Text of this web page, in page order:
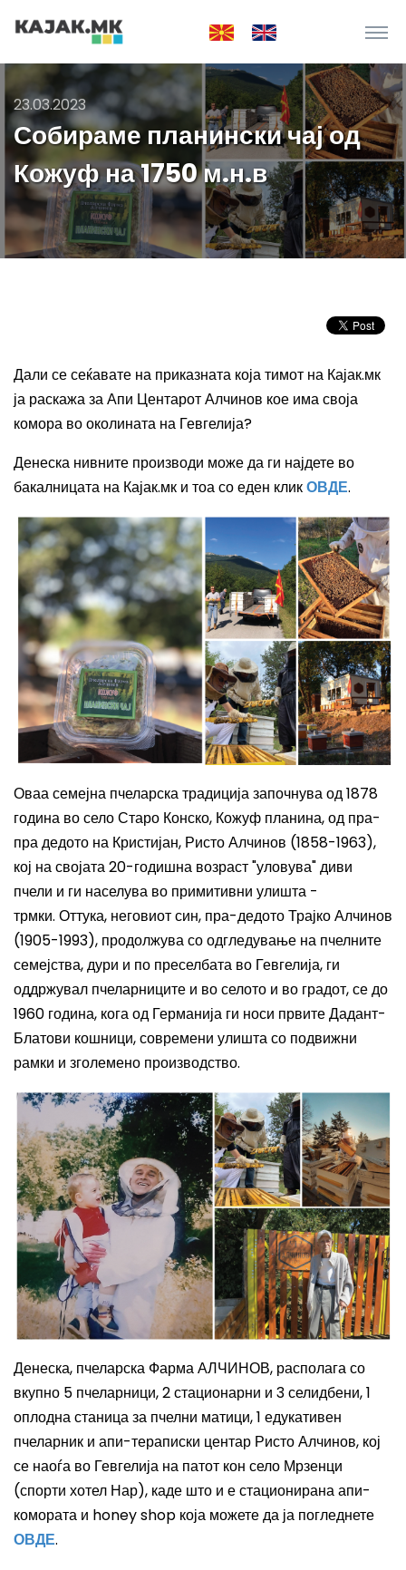
23.03.2023
Собираме планински чај од
Кожуф на 1750 м.н.в
Дали се сеќавате на приказната која тимот на Кајак.мк
ја раскажа за Апи Центарот Алчинов кое има своја
комора во околината на Гевгелија?
Денеска нивните производи може да ги најдете во
бакалницата на Кајак.мк и тоа со еден кликОВДЕ.
Оваа семејна пчеларска традиција започнува од 1878
година во село Старо Конско, Кожуф планина, од пра-
пра дедото на Кристијан, Ристо Алчинов (1858-1963),
кој на својата 20-годишна возраст "уловува" диви
пчели и ги населува во примитивни улишта -
трмки. Оттука, неговиот син, пра-дедото Трајко Алчинов
(1905-1993), продолжува со одгледување на пчелните
семејства, дури и по преселбата во Гевгелија, ги
оддржувал пчеларниците и во селото и во градот, се до
1960 година, кога од Германија ги носи првите Дадант-
Блатови кошници, современи улишта со подвижни
рамки и зголемено производство.
Денеска, пчеларска Фарма АЛЧИНОВ, располага со
вкупно 5 пчеларници, 2 стационарни и 3 селидбени, 1
оплодна станица за пчелни матици, 1 едукативен
пчеларник и апи-тераписки центар Ристо Алчинов, кој
се наоѓа во Гевгелија на патот кон село Мрзенци
(спорти хотел Нар), каде што и е стационирана апи-
комората и honey shop која можете да ја погледнете
ОВДЕ.